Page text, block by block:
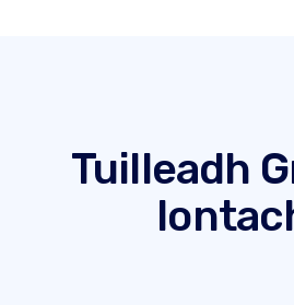
Tuilleadh